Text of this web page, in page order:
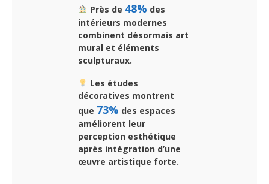
Près de 48% des
intérieurs modernes
combinent désormais art
mural et éléments
sculpturaux.
Les études
décoratives montrent
que 73% des espaces
améliorent leur
perception esthétique
après intégration d’une
œuvre artistique forte.